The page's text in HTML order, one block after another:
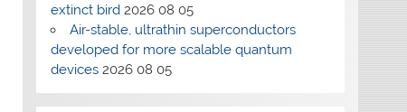
extinct bird 2026 08 05
Air-stable, ultrathin superconductors
developed for more scalable quantum
devices 2026 08 05